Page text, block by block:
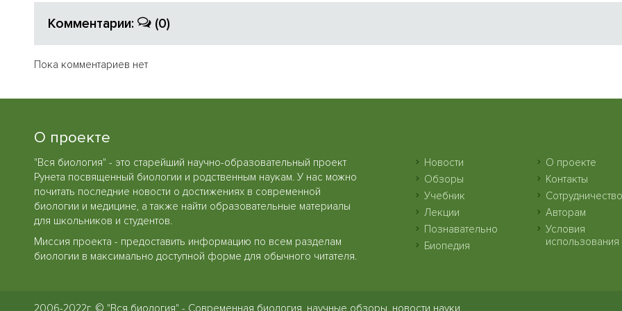
Комментарии: (0)
Пока комментариев нет
О проекте
"Вся биология" - это старейший научно-образовательный проект
Рунета посвященный биологии и родственным наукам. У нас можно
почитать последние новости о достижениях в современной
биологии и медицине, а также найти образовательные материалы
для школьников и студентов.
Миссия проекта - предоставить информацию по всем разделам
биологии в максимально доступной форме для обычного читателя.
Новости
Обзоры
Учебник
Лекции
Познавательно
Биопедия
О проекте
Контакты
Сотрудничество
Авторам
Условия
использования